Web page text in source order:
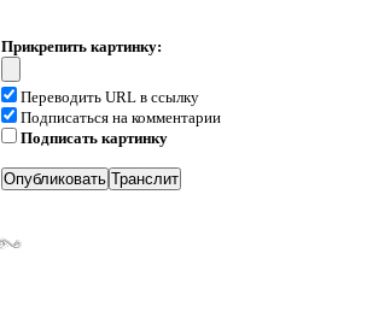
Прикрепить картинку:
Переводить URL в ссылку
Подписаться на комментарии
Подписать картинку